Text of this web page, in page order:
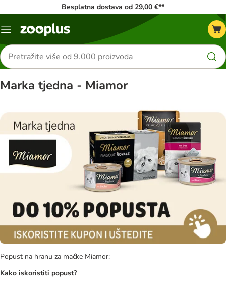
Besplatna dostava od 29,00 €**
Izbornik
Traži
proizvode
Marka tjedna - Miamor
Popust na hranu za mačke Miamor:
Kako iskoristiti popust?